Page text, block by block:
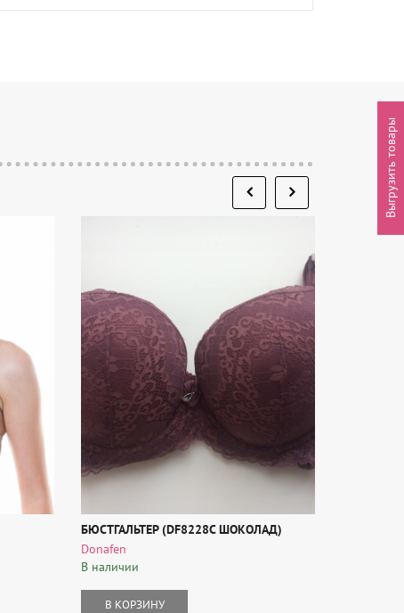
БЮСТГАЛЬТЕР (DF8228C ШОКОЛАД)
Donafen
В наличии
В КОРЗИНУ
Выгрузить товары